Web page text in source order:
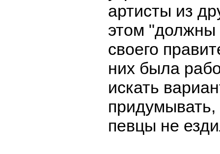
артисты из
этом "должны
своего
них была
искать
певцы не